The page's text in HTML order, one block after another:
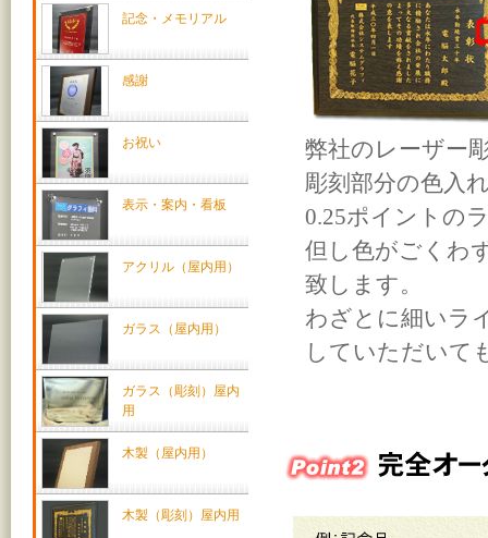
弊社のレーザー
彫刻部分の色入
0.25ポイントの
但し色がごくわ
致します。
わざとに細いラ
していただいて
記念・メモリアル
感謝
お祝い
表示・案内・看板
アクリル（屋内用）
ガラス（屋内用）
ガラス（彫刻）屋内
用
木製（屋内用）
木製（彫刻）屋内用